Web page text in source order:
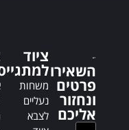
t
i
v
השאירו
פרטים
ונחזור
אליכם
ציוד
משחות
נעליים
לצבא